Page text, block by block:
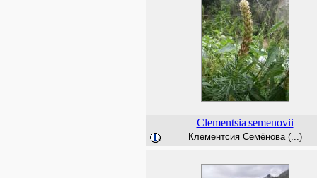
Clementsia semenovii
Клементсия Семёнова (...)